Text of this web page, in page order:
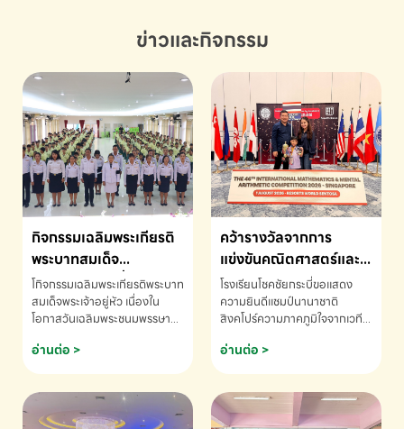
ข่าวและกิจกรรม
กิจกรรมเฉลิมพระเกียรติ
พระบาทสมเด็จ
พระเจ้าอยู่หัว เนื่องใน
โอกาสวันเฉลิม
พระชนมพรรษา
โกิจกรรมเฉลิมพระเกียรติพระบาท
สมเด็จพระเจ้าอยู่หัว เนื่องใน
โอกาสวันเฉลิมพระชนมพรรษา
ข้อมูลเพิ่มเติม โทร. 075-691910
อ่านต่อ >
คว้ารางวัลจากการ
แข่งขันคณิตศาสตร์และ
คณิตคิดเร็วนานาชาติ
ครั้งที่ 46 ประจำปี 2569
ณ ประเทศสิงคโปร์
โรงเรียนโชคชัยกระบี่ขอแสดง
ความยินดีแชมป์นานาชาติ
สิงคโปร์ความภาคภูมิใจจากเวที
ด.ช.พัทธนันท์ พรหมพันธ์ ชั้น
อนุบาล EP K3 โรงเรียนโชคชัย
แข่งขันคณิตศาสตร์และคณิตคิด
เร็วนานาชาติ ครั้งที่ 46 ประจำปี
อ่านต่อ >